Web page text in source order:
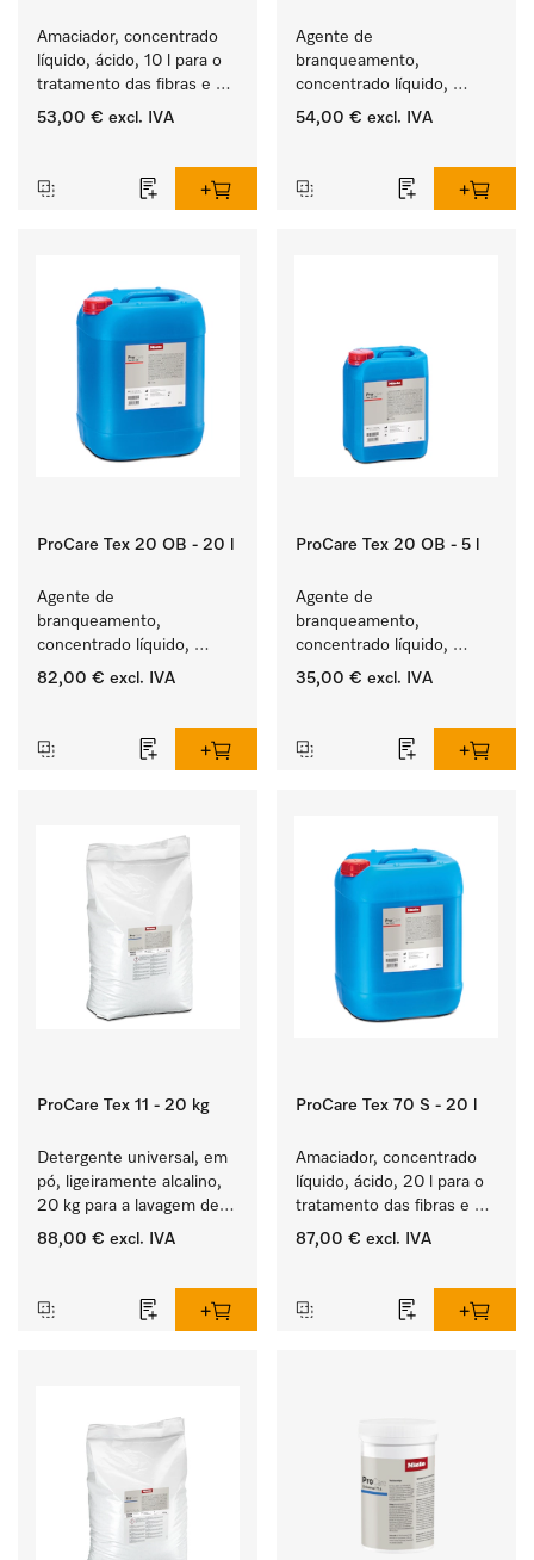
Amaciador, concentrado
líquido, ácido, 10 l para o
tratamento das fibras e
uma suavidade duradoura
53,00 € excl. IVA
Agente de
branqueamento,
concentrado líquido,
ácido, 10 l para a remoção
54,00 € excl. IVA
ProCare Tex 20 OB - 20 l
Agente de
branqueamento,
concentrado líquido,
ácido, 20 l para a
82,00 € excl. IVA
ProCare Tex 20 OB - 5 l
Agente de
branqueamento,
concentrado líquido,
ácido, 5 l para a remoção
35,00 € excl. IVA
ProCare Tex 11 - 20 kg
Detergente universal, em
pó, ligeiramente alcalino,
20 kg para a lavagem de
têxteis brancos e de
88,00 € excl. IVA
ProCare Tex 70 S - 20 l
Amaciador, concentrado
líquido, ácido, 20 l para o
tratamento das fibras e
uma suavidade duradoura
87,00 € excl. IVA